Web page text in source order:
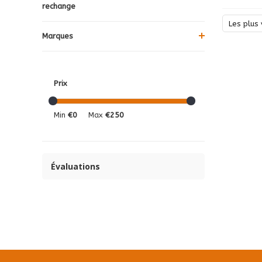
rechange
Marques
Prix
Min €0 Max €250
Évaluations
Les plus